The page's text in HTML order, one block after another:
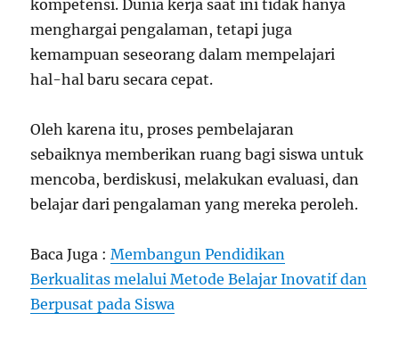
kompetensi. Dunia kerja saat ini tidak hanya
menghargai pengalaman, tetapi juga
kemampuan seseorang dalam mempelajari
hal-hal baru secara cepat.
Oleh karena itu, proses pembelajaran
sebaiknya memberikan ruang bagi siswa untuk
mencoba, berdiskusi, melakukan evaluasi, dan
belajar dari pengalaman yang mereka peroleh.
Baca Juga :Membangun Pendidikan
Berkualitas melalui Metode Belajar Inovatif dan
Berpusat pada Siswa